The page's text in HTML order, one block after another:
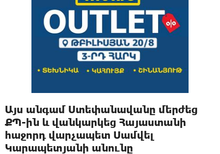
Այս անգամ Ստեփանավանը մերժեց
ՔՊ-ին և վանկարկեց Հայաստանի
հաջորդ վարչապետ Սամվել
Կարապետյանի անունը